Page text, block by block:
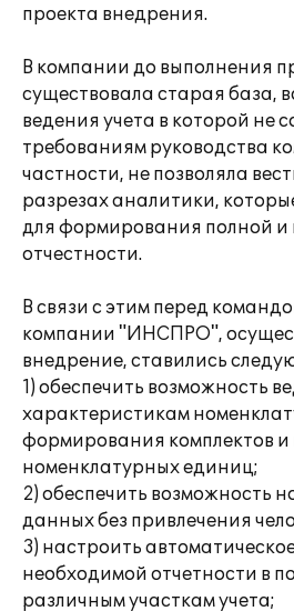
проекта внедрения.
В компании до выполнения
существовала старая база,
ведения учета в которой не
требованиям руководства
частности, не позволяла
разрезах аналитики,
для формирования полной и
отчестности.
В связи с этим перед
компании "ИНСПРО",
внедрение, ставились
1) обеспечить возможность
характеристикам
формирования комплектов и
номенклатурных единиц;
2) обеспечить возможность
данных без привлечения
3) настроить
необходимой отчетности в
различным участкам учета;